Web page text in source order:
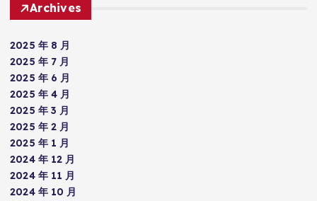
Archives
2025 年 8 月
2025 年 7 月
2025 年 6 月
2025 年 4 月
2025 年 3 月
2025 年 2 月
2025 年 1 月
2024 年 12 月
2024 年 11 月
2024 年 10 月